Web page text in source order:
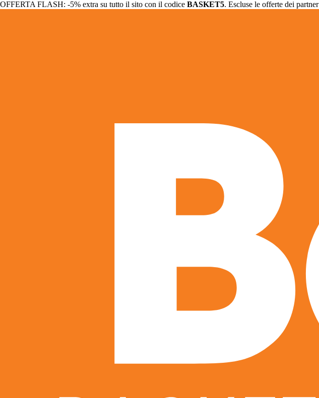
OFFERTA FLASH: -5% extra su tutto il sito con il codice BASKET5. Escluse le offerte dei partner